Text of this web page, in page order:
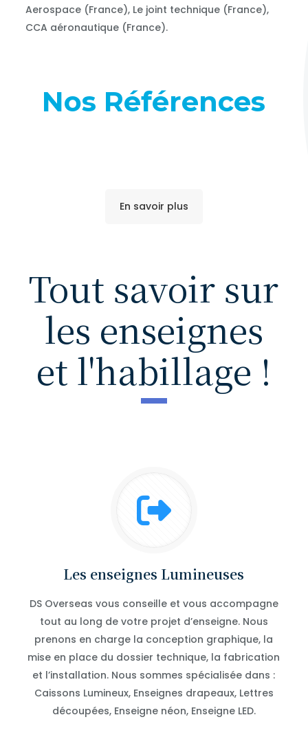
Aerospace (France), Le joint technique (France),
CCA aéronautique (France).
Nos Références
En savoir plus
Tout savoir sur
les enseignes
et l'habillage !
Les enseignes Lumineuses
DS Overseas vous conseille et vous accompagne
tout au long de votre projet d’enseigne. Nous
prenons en charge la conception graphique, la
mise en place du dossier technique, la fabrication
et l’installation. Nous sommes spécialisée dans :
Caissons Lumineux, Enseignes drapeaux, Lettres
découpées, Enseigne néon, Enseigne LED.